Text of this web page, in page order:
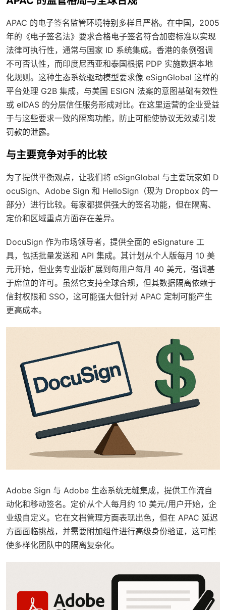
APAC 的电子签名监管环境特别多样且严格。在中国，2005
年的《电子签名法》要求合格电子签名符合加密标准以实现
法律可执行性，通常与国家 ID 系统集成。香港的条例强调
不可否认性，而印度尼西亚和泰国根据 PDP 实施数据本地
化规则。这种生态系统驱动模型要求像 eSignGlobal 这样的
平台处理 G2B 集成，与美国 ESIGN 法案的意图基础有效性
或 eIDAS 的分层信任服务形成对比。在这里运营的企业受益
于与这些要求一致的隔离功能，防止可能使协议无效或引发
罚款的泄露。
与主要竞争对手的比较
为了提供平衡观点，让我们将 eSignGlobal 与主要玩家如 D
ocuSign、Adobe Sign 和 HelloSign（现为 Dropbox 的一
部分）进行比较。每家都提供强大的签名功能，但在隔离、
定价和区域重点方面存在差异。
DocuSign 作为市场领导者，提供全面的 eSignature 工
具，包括批量发送和 API 集成。其计划从个人版每月 10 美
元开始，但业务专业版扩展到每用户每月 40 美元，强调基
于席位的许可。虽然它支持全球合规，但其数据隔离依赖于
信封权限和 SSO，这可能强大但针对 APAC 定制可能产生
更高成本。
Adobe Sign 与 Adobe 生态系统无缝集成，提供工作流自
动化和移动签名。定价从个人每月约 10 美元/用户开始，企
业级自定义。它在文档管理方面表现出色，但在 APAC 延迟
方面面临挑战，并需要附加组件进行高级身份验证，这可能
使多样化团队中的隔离复杂化。